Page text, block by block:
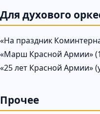
Для духового
«На праздник
«Марш Красной Армии»
«25 лет Красной Армии»
Прочее